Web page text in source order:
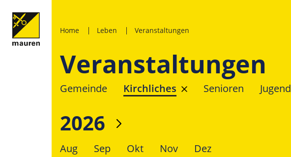
Home Leben Veranstaltungen
Veranstaltungen
Gemeinde Kirchliches Senioren Jugend
2026
Aug Sep Okt Nov Dez